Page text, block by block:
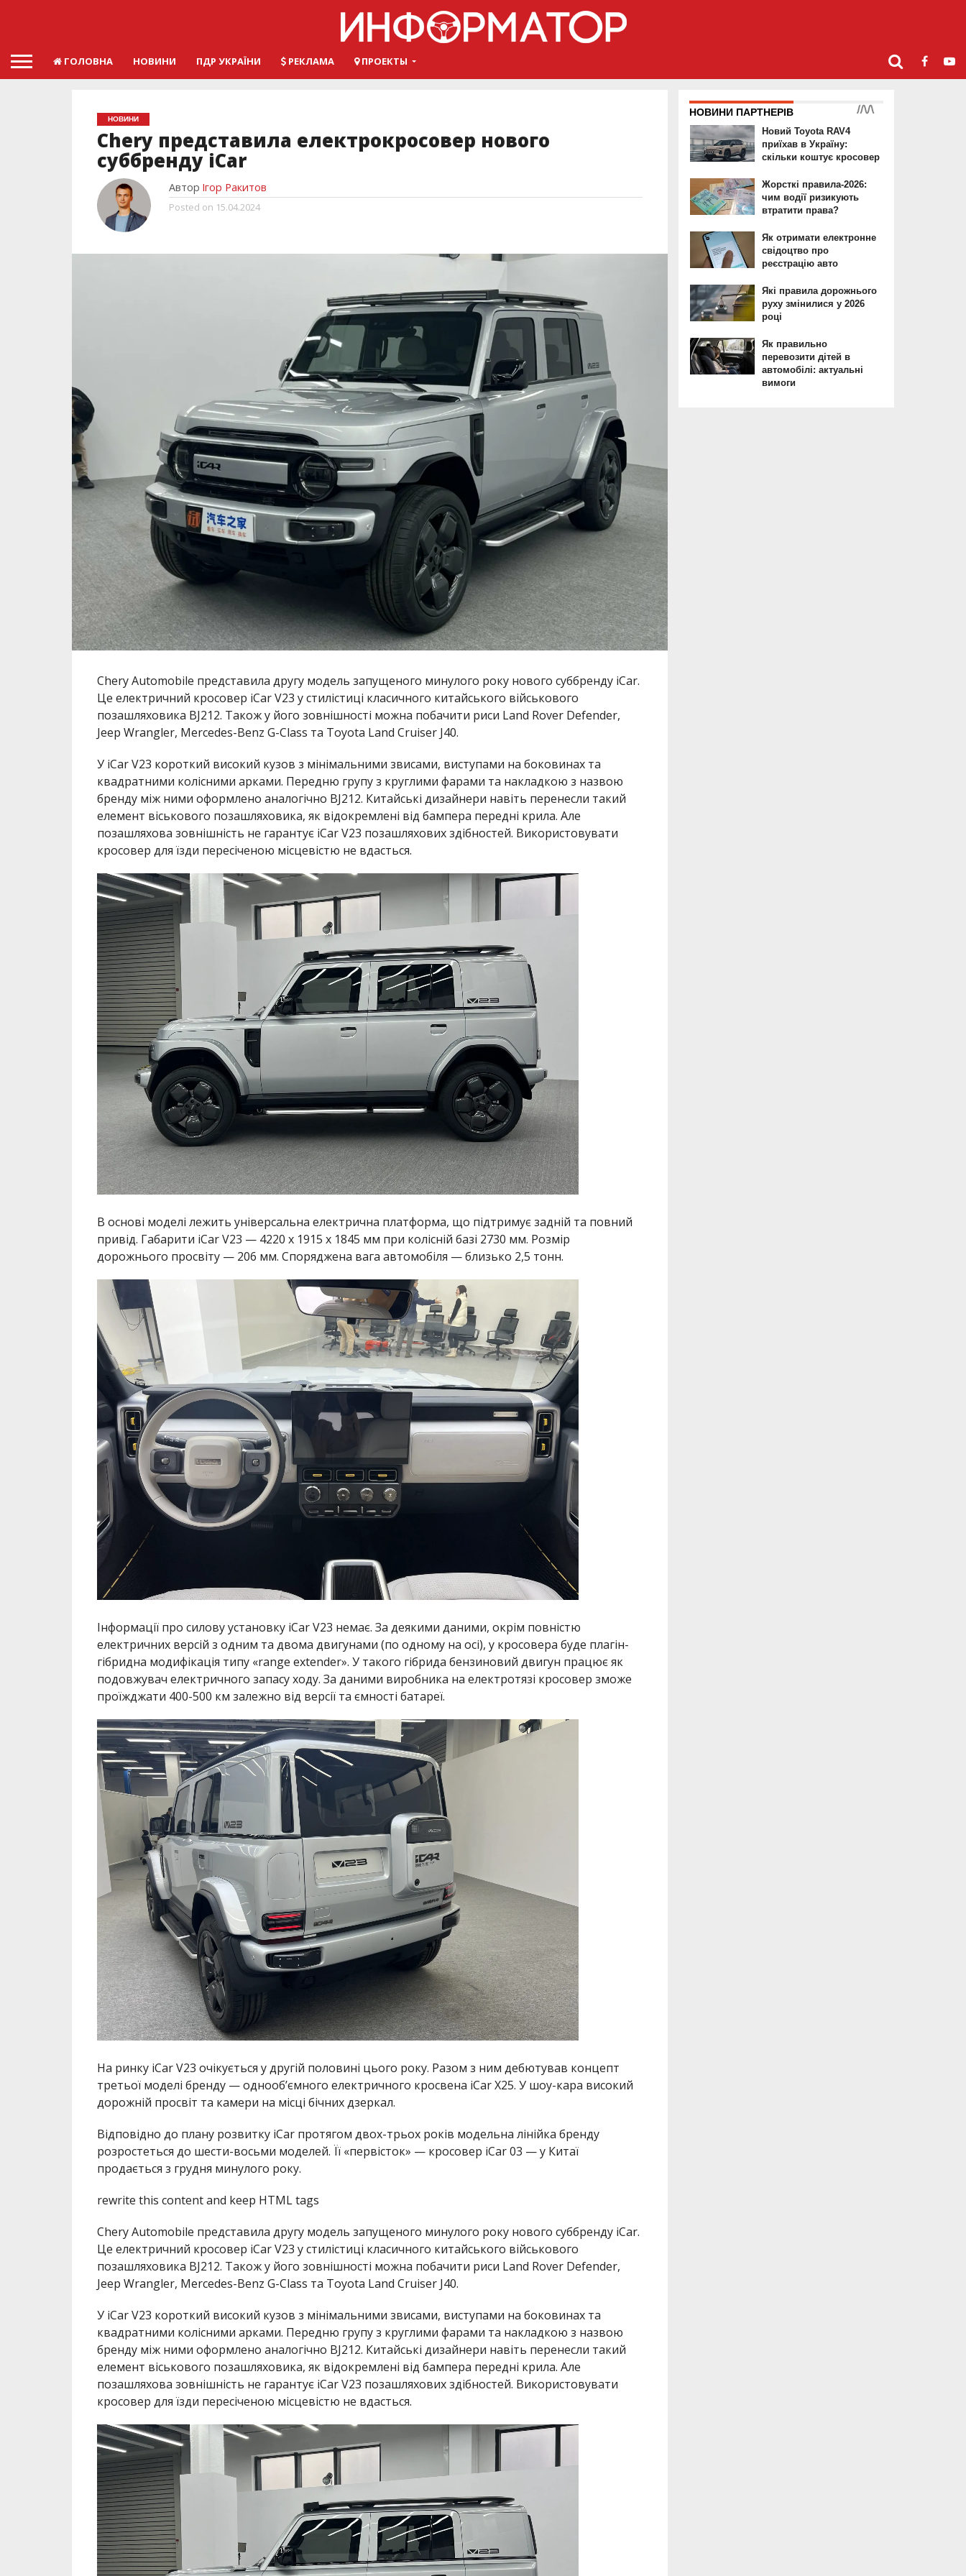
ГОЛОВНА НОВИНИ ПДР УКРАЇНИ РЕКЛАМА ПРОЕКТЫ
НОВИНИ
Chery представила електрокросовер нового
суббренду iCar
Автор Ігор Ракитов
Posted on 15.04.2024
Chery Automobile представила другу модель запущеного минулого року нового суббренду iCar.
Це електричний кросовер iCar V23 у стилістиці класичного китайського військового
позашляховика BJ212. Також у його зовнішності можна побачити риси Land Rover Defender,
Jeep Wrangler, Mercedes-Benz G-Class та Toyota Land Cruiser J40.
У iCar V23 короткий високий кузов з мінімальними звисами, виступами на боковинах та
квадратними колісними арками. Передню групу з круглими фарами та накладкою з назвою
бренду між ними оформлено аналогічно BJ212. Китайські дизайнери навіть перенесли такий
елемент віськового позашляховика, як відокремлені від бампера передні крила. Але
позашляхова зовнішність не гарантує iCar V23 позашляхових здібностей. Використовувати
кросовер для їзди пересіченою місцевістю не вдасться.
В основі моделі лежить універсальна електрична платформа, що підтримує задній та повний
привід. Габарити iCar V23 — 4220 х 1915 х 1845 мм при колісній базі 2730 мм. Розмір
дорожнього просвіту — 206 мм. Споряджена вага автомобіля — близько 2,5 тонн.
Інформації про силову установку iCar V23 немає. За деякими даними, окрім повністю
електричних версій з одним та двома двигунами (по одному на осі), у кросовера буде плагін-
гібридна модифікація типу «range extender». У такого гібрида бензиновий двигун працює як
подовжувач електричного запасу ходу. За даними виробника на електротязі кросовер зможе
проїжджати 400-500 км залежно від версії та ємності батареї.
На ринку iCar V23 очікується у другій половині цього року. Разом з ним дебютував концепт
третьої моделі бренду — однооб’ємного електричного кросвена iCar X25. У шоу-кара високий
дорожній просвіт та камери на місці бічних дзеркал.
Відповідно до плану розвитку iCar протягом двох-трьох років модельна лінійка бренду
розростеться до шести-восьми моделей. Її «первісток» — кросовер iCar 03 — у Китаї
продається з грудня минулого року.
rewrite this content and keep HTML tags
Chery Automobile представила другу модель запущеного минулого року нового суббренду iCar.
Це електричний кросовер iCar V23 у стилістиці класичного китайського військового
позашляховика BJ212. Також у його зовнішності можна побачити риси Land Rover Defender,
Jeep Wrangler, Mercedes-Benz G-Class та Toyota Land Cruiser J40.
У iCar V23 короткий високий кузов з мінімальними звисами, виступами на боковинах та
квадратними колісними арками. Передню групу з круглими фарами та накладкою з назвою
бренду між ними оформлено аналогічно BJ212. Китайські дизайнери навіть перенесли такий
елемент віськового позашляховика, як відокремлені від бампера передні крила. Але
позашляхова зовнішність не гарантує iCar V23 позашляхових здібностей. Використовувати
кросовер для їзди пересіченою місцевістю не вдасться.